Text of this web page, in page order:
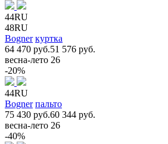
44RU
48RU
Bogner куртка
64 470 руб.51 576 руб.
весна-лето 26
-20%
44RU
Bogner пальто
75 430 руб.60 344 руб.
весна-лето 26
-40%